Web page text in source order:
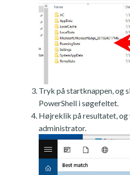
Tryk på startknappen, og
PowerShell i søgefeltet.
Højreklik på resultatet,
administrator.